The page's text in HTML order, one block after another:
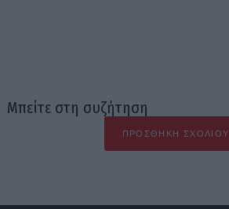
Μπείτε στη συζήτηση
ΠΡΟΣΘΉΚΗ ΣΧΟΛΊΟΥ